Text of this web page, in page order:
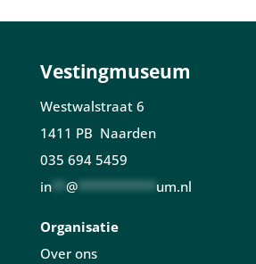
Vestingmuseum
Westwalstraat 6
1411 PB Naarden
035 694 5459
in** @*********** um.nl
Organisatie
Over ons